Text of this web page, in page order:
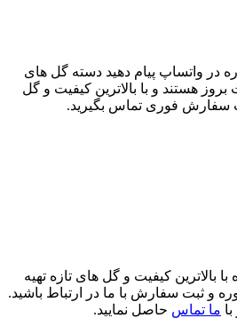
واتساپ پیام دهید دسته گل های
هستند و با بالاترین کیفیت و گل
سفارش فوری تماس بگیرید.
بالاترین کیفیت و گل های تازه تهیه
و ثبت سفارش با ما در ارتباط باشید.
ما تماس حاصل نمایید.